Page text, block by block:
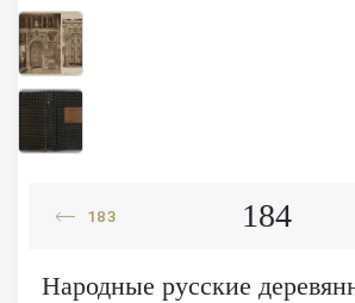
183 184
Народные русские